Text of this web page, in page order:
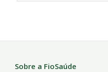
Sobre a FioSaúde